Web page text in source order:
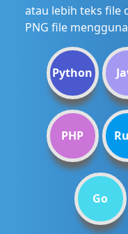
atau lebih teks file
PNG file
Python
PHP
Go